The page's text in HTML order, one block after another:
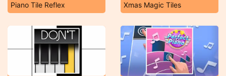
Piano Tile Reflex Xmas Magic Tiles